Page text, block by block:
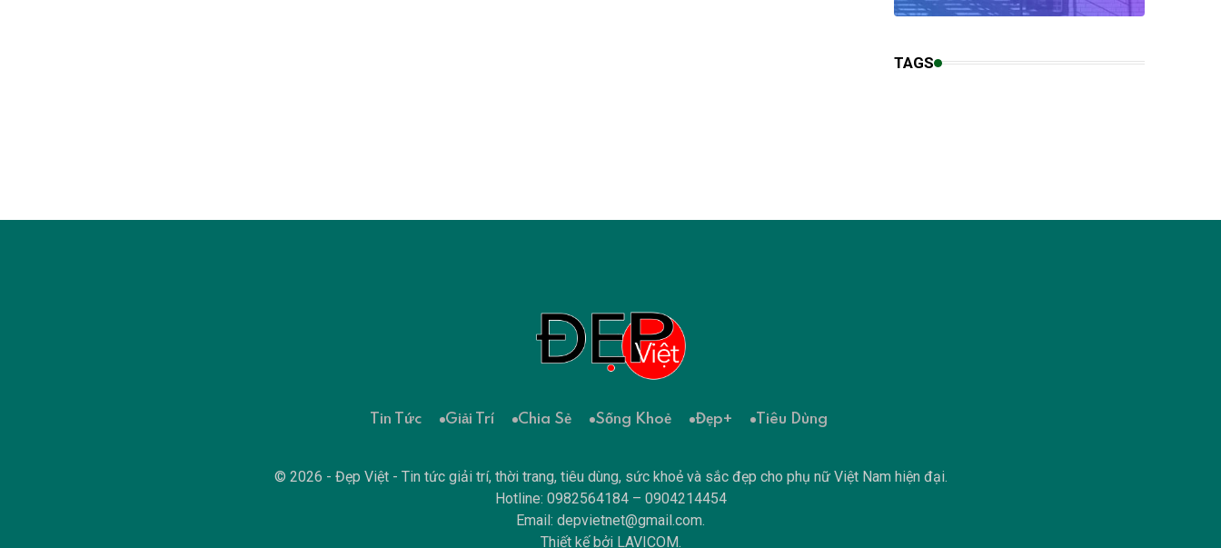
TAGS
Tin Tức Giải Trí Chia Sẻ Sống Khoẻ Đẹp+ Tiêu Dùng
© 2026 - Đẹp Việt - Tin tức giải trí, thời trang, tiêu dùng, sức khoẻ và sắc đẹp cho phụ nữ Việt Nam hiện đại.
Hotline: 0982564184 – 0904214454
Email: depvietnet@gmail.com.
Thiết kế bởi LAVICOM.